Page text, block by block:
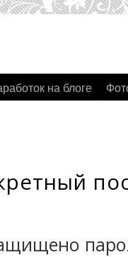
на блоге